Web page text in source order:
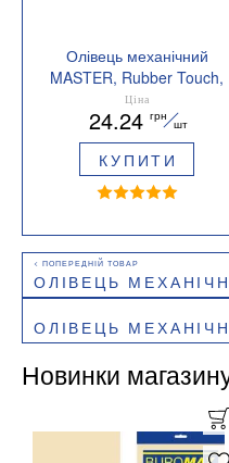
Олівець механічний
MASTER, Rubber Touch,
0.5 мм, чорний
BUROMAX BM.8692-01
Ціна
24.24 грн
шт
КУПИТИ
ОЛІВЕЦЬ МЕХАНІЧНИЙ JOBMAX,
ОЛІВЕЦЬ МЕХАНІЧНИЙ SKILL, 0.5 ММ,
Новинки